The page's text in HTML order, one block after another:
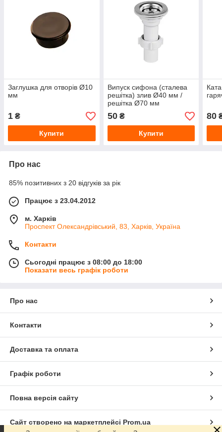
Заглушка для отворів Ø10
мм
1 ₴
Купити
Випуск сифона (сталева
решітка) злив Ø40 мм /
решітка Ø70 мм
50₴
Купити
80
Про нас
85% позитивних з 20 відгуків за рік
Працює з 23.04.2012
м. Харків
Проспект Олександрівський, 83, Харків, Україна
Контакти
Сьогодні працює з 08:00 до 18:00
Показати весь графік роботи
Про нас
Контакти
Доставка та оплата
Графік роботи
Повна версія сайту
Сайт створено на маркетплейсі Prom.ua